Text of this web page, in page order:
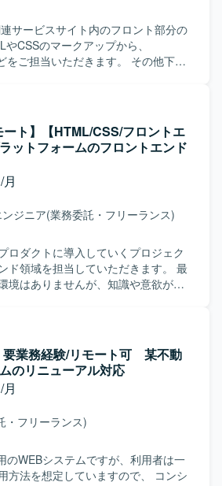
サービスサイト内のフロント部分の
CSSのマークアップから、
をご担当いただきます。 その他下記
ート】【HTML/CSS/フロントエ
ットフォームのフロントエンド
月
ジニア(業務委託・フリーランス)
ロダクトに導入していくプロジェク
ド領域を担当していただきます。 最
境はありませんが、知識や意欲があ
に適合させる。 ・チームと協力し
の変更や新機能の実装に関するミー
の他デザインシステムを推進する作
要業務経験/リモート可 某不動
のリニューアル対応
月
・フリーランス)
のWEBシステムですが、利用者は一
方法を想定していますので、 コンシ